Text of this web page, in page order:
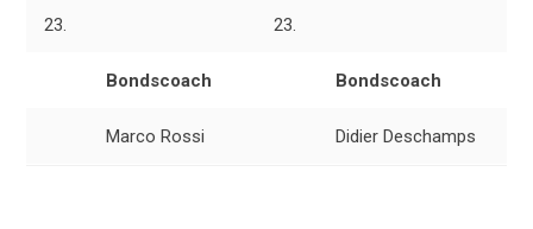
23. 23.
Bondscoach Bondscoach
Marco Rossi Didier Deschamps